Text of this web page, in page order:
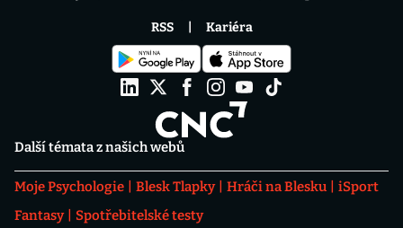
Další témata z našich webů
Moje Psychologie Blesk Tlapky Hráči na Blesku
iSport
Fantasy
Spotřebitelské testy
RSS Kariéra